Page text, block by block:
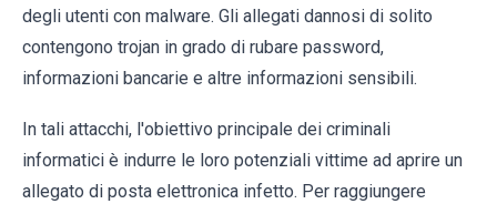
degli utenti con malware. Gli allegati dannosi di solito
contengono trojan in grado di rubare password,
informazioni bancarie e altre informazioni sensibili.
In tali attacchi, l'obiettivo principale dei criminali
informatici è indurre le loro potenziali vittime ad aprire un
allegato di posta elettronica infetto. Per raggiungere